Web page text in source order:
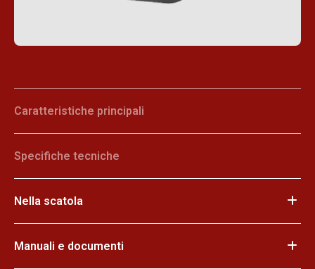
Caratteristiche principali
Specifiche tecniche
Nella scatola
Manuali e documenti